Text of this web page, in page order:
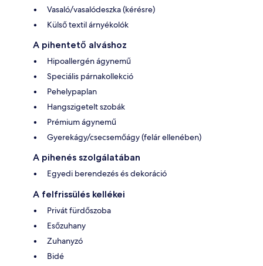
Vasaló/vasalódeszka (kérésre)
Külső textil árnyékolók
A pihentető alváshoz
Hipoallergén ágynemű
Speciális párnakollekció
Pehelypaplan
Hangszigetelt szobák
Prémium ágynemű
Gyerekágy/csecsemőágy (felár ellenében)
A pihenés szolgálatában
Egyedi berendezés és dekoráció
A felfrissülés kellékei
Privát fürdőszoba
Esőzuhany
Zuhanyzó
Bidé